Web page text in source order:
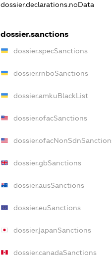
dossier.declarations.noData
dossier.sanctions
dossier.specSanctions
dossier.rnboSanctions
dossier.amkuBlackList
dossier.ofacSanctions
dossier.gbSanctions
dossier.ausSanctions
dossier.euSanctions
dossier.japanSanctions
dossier.canadaSanctions